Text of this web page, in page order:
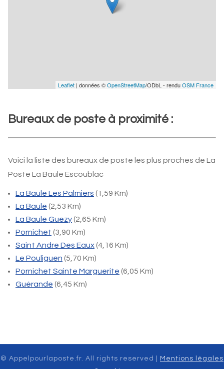
Leaflet | données ©OpenStreetMap/ODbL - renduOSM France
Bureaux de poste à proximité :
Voici la liste des bureaux de poste les plus proches de La
Poste La Baule Escoublac
La Baule Les Palmiers (1,59 Km)
La Baule (2,53 Km)
La Baule Guezy(2,65 Km)
Pornichet (3,90 Km)
Saint Andre Des Eaux(4,16 Km)
Le Pouliguen (5,70 Km)
Pornichet Sainte Marguerite (6,05 Km)
Guérande (6,45 Km)
© Appelpourlaposte.fr. All rights reserved |
Mentions légales